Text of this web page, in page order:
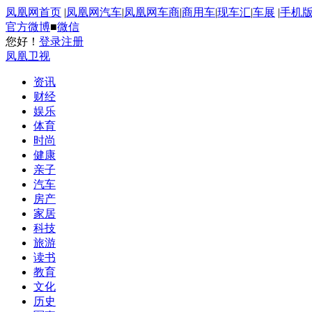
凤凰网首页 |凤凰网汽车|凤凰网车商|商用车|现车汇|车展 |手机版
官方微博■微信
您好！ 登录注册
凤凰卫视
资讯
财经
娱乐
体育
时尚
健康
亲子
汽车
房产
家居
科技
旅游
读书
教育
文化
历史